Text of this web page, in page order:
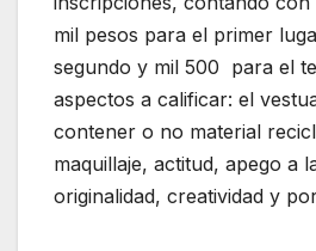
mil pesos para el primer
segundo y mil 500 para el
aspectos a calificar: el
contener o no material
maquillaje, actitud, apego a
originalidad, creatividad y